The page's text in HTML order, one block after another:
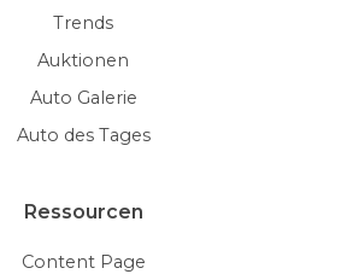
Trends
Auktionen
Auto Galerie
Auto des Tages
Ressourcen
Content Page